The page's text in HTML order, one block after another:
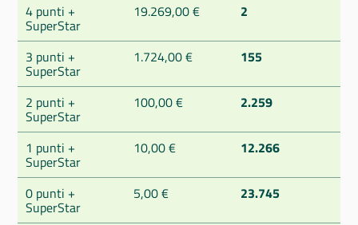
4 punti +
SuperStar
19.269,00 € 2
3 punti +
SuperStar
1.724,00 € 155
2 punti +
SuperStar
100,00 € 2.259
1 punti +
SuperStar
10,00 € 12.266
0 punti +
SuperStar
5,00 € 23.745